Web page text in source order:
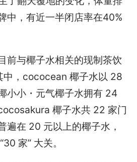
中，有近一半闭店率在40%
前与椰子水相关的现制茶饮
中，cococean 椰子水以 28
小小・元气椰子水拥有 24
椰子水共 22 家门
遍在 20 元以上的椰子水，
家” 大关。